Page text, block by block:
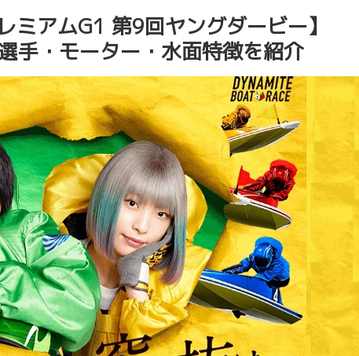
ミアムG1 第9回ヤングダービー】
・モーター・水面特徴を紹介